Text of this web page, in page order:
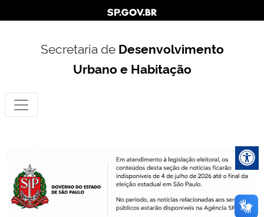
Secretaria de Desenvolvimento
Urbano e Habitação